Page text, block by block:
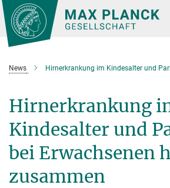
Hauptinhalt
News Hirnerkrankung im Kindesalter und Parkinson bei
Hirnerkrankung
Kindesalter und
bei Erwachsenen
zusammen